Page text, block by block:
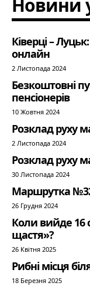
Новини
Ківерці –
онлайн
2 Листопада 2024
Безкоштовні
пенсіонерів
10 Жовтня 2024
Розклад руху
2 Листопада 2024
Розклад руху
30 Листопада 2024
Маршрутка
26 Грудня 2024
Коли вийде 16
щастя»?
26 Квітня 2025
Рибні місця
18 Березня 2025